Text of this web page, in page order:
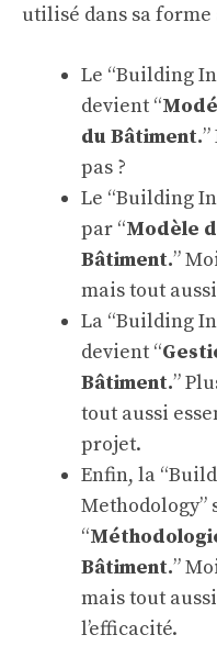
utilisé dans sa forme
Le “Building
devient “
du Bâtiment.
pas ?
Le “Building
par “Modèle
Bâtiment.”
mais tout
La “Building
devient “
Bâtiment.”
tout aussi
projet.
Enfin, la
Methodology”
“
Bâtiment.”
mais tout
l’efficacité.